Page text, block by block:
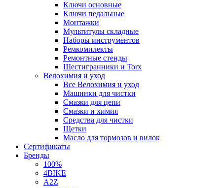
Ключи основные
Ключи педальные
Монтажки
Мультитулы складные
Наборы инструментов
Ремкомплекты
Ремонтные стенды
Шестигранники и Torx
Велохимия и уход
Все Велохимия и уход
Машинки для чистки
Смазки для цепи
Смазки и химия
Средства для чистки
Щетки
Масло для тормозов и вилок
Сертификаты
Бренды
100%
4BIKE
A2Z